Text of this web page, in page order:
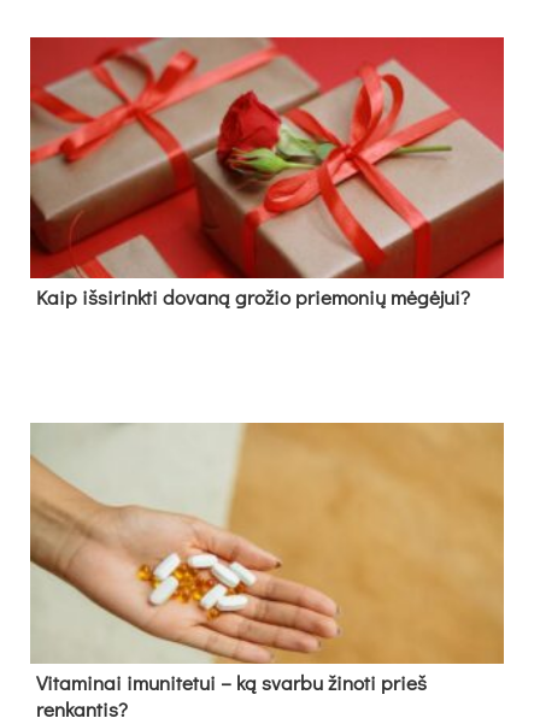
Kaip išsirinkti dovaną grožio priemonių mėgėjui?
Vitaminai imunitetui – ką svarbu žinoti prieš
renkantis?